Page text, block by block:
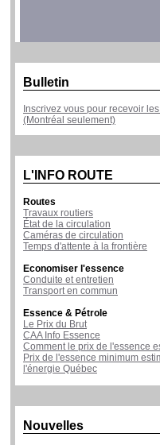
Bulletin
Inscrivez vous pour recevoir
(Montréal seulement)
L'INFO ROUTE
Routes
Travaux routiers
État de la circulation
Caméras de circulation
Temps d'attente à la frontière
Economiser l'essence
Conduite et entretien
Transport en commun
Essence & Pétrole
Le Prix du Brut
CAA Info Essence
Comment le prix de l'essence
Prix de l'essence minimum
l'énergie Québec
Nouvelles